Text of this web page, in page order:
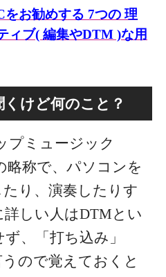
をお勧めする 7つの 理
ィブ( 編集やDTM )な用
けど何のこと？
プミュージック
略称で、パソコンを
り、演奏したりす
しい人はDTMとい
、「打ち込み」
うので覚えておくと